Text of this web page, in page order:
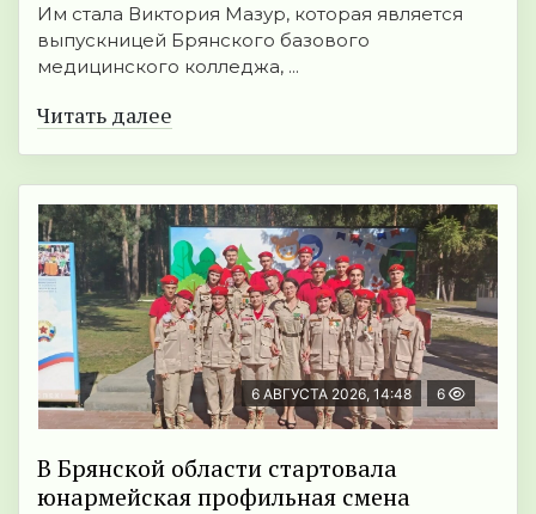
Им стала Виктория Мазур, которая является
выпускницей Брянского базового
медицинского колледжа, ...
Читать далее
6 АВГУСТА 2026, 14:48 6
В Брянской области стартовала
юнармейская профильная смена